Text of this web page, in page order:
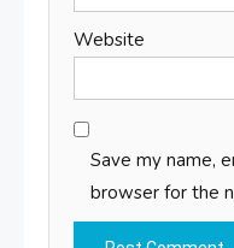
Website
Save my name,
browser for the